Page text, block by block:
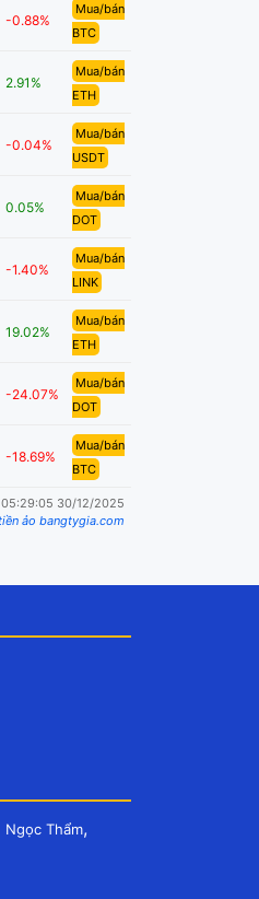
-0.88%
Mua/bán
BTC
2.91%
Mua/bán
ETH
-0.04%
Mua/bán
USDT
0.05%
Mua/bán
DOT
-1.40%
Mua/bán
LINK
19.02%
Mua/bán
ETH
-24.07%
Mua/bán
DOT
-18.69%
Mua/bán
BTC
30/12/2025
ảo bangtygia.com
Ngọc Thẩm,